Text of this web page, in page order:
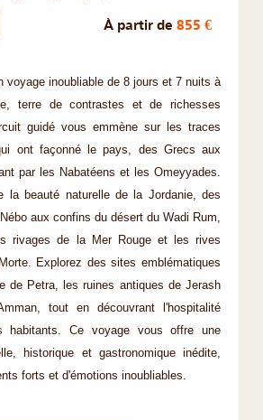
À partir de 855 €
voyage inoubliable de 8 jours et 7 nuits à
terre de contrastes et de richesses
guidé vous emmène sur les traces
ont façonné le pays, des Grecs aux
par les Nabatéens et les Omeyyades.
la beauté naturelle de la Jordanie, des
aux confins du désert du Wadi Rum,
rivages de la Mer Rouge et les rives
Explorez des sites emblématiques
de Petra, les ruines antiques de Jerash
tout en découvrant l'hospitalité
habitants. Ce voyage vous offre une
historique et gastronomique inédite,
forts et d'émotions inoubliables.